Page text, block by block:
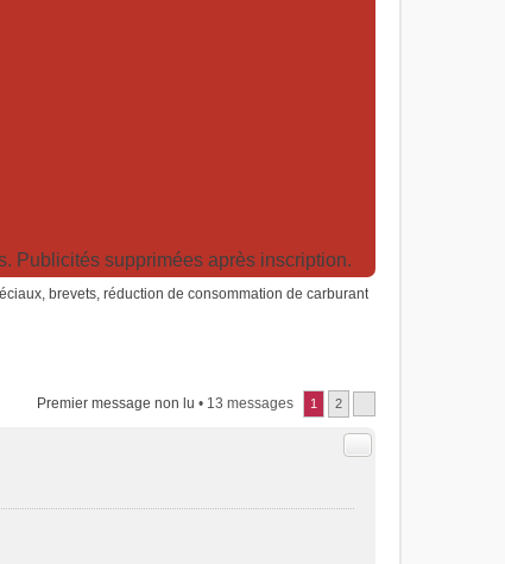
Publicités supprimées après inscription.
brevets, réduction de consommation de carburant
Premier message non lu • 13 messages 1 2
Citer